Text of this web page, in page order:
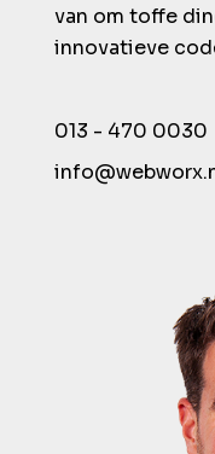
van om toffe
innovatieve
013 - 470 0030